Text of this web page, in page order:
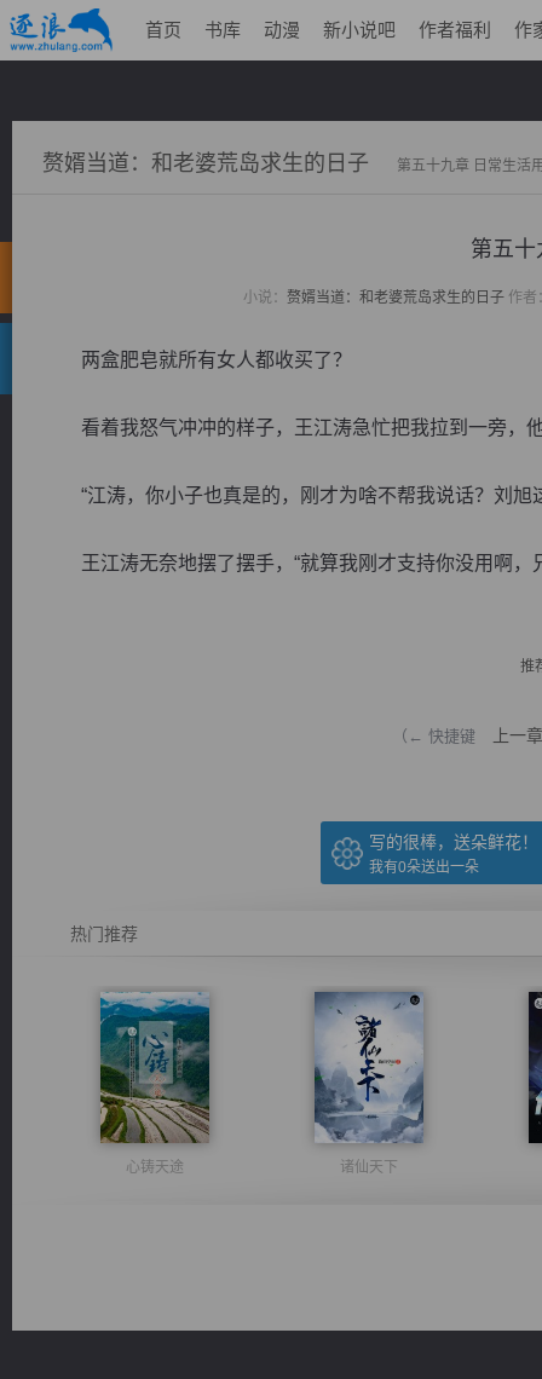
首页 书库 动漫 新小说吧 作者福利 作
赘婿当道：和老婆荒岛求生的日子 第五十九章 日常生活
第五十
小说： 赘婿当道：和老婆荒岛求生的日子作者
两盒肥皂就所有女人都收买了？
看着我怒气冲冲的样子，王江涛急忙把我拉到一旁，
“江涛，你小子也真是的，刚才为啥不帮我说话？刘旭
王江涛无奈地摆了摆手，“就算我刚才支持你没用啊，
推
（← 快捷键 上一章
写的很棒，送朵鲜花！
我有0朵送出一朵
热门推荐
心铸天途 诸仙天下